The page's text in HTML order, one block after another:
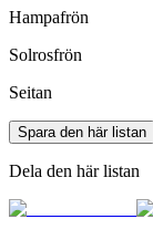
Hampafrön
Solrosfrön
Seitan
Spara den här listan
Dela den här listan